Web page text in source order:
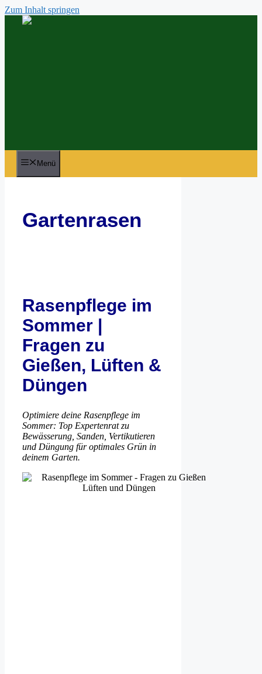
Zum Inhalt springen
Menü
Gartenrasen
Rasenpflege im
Sommer |
Fragen zu
Gießen, Lüften &
Düngen
Optimiere deine Rasenpflege im
Sommer: Top Expertenrat zu
Bewässerung, Sanden, Vertikutieren
und Düngung für optimales Grün in
deinem Garten.